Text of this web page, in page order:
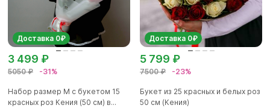
Доставка 0₽
5050 ₽ -31%
3 499 ₽
Набор размер M с букетом 15
красных роз Кения (50 см) в...
Доставка 0₽
7500 ₽ -23%
5 799 ₽
Букет из 25 красных и белых роз
50 см (Кения)